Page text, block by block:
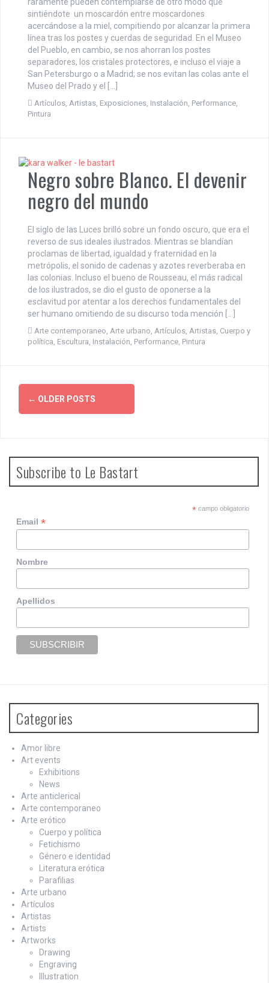
sintiéndote un moscardón entre moscardones
acercándose a la miel, compitiendo por alcanzar la primera
línea tras los postes y cuerdas de seguridad. En el Museo
del Pueblo, en cambio, se nos ahorran los postes
separadores, los cristales protectores, e incluso el viaje a
San Petersburgo o a Madrid; se nos evitan las colas ante el
Museo del Prado y el […]
Artículos Artistas Exposiciones Instalación Performance
Pintura
Negro sobre Blanco. El devenir
negro del mundo
El siglo de las Luces brilló sobre un fondo oscuro, que era el
reverso de sus ideales ilustrados. Mientras se blandían
proclamas de libertad, igualdad y fraternidad en la
metrópolis, el sonido de cadenas y azotes reverberaba en
las colonias. Incluso el bueno de Rousseau, el más radical
de los ilustrados, se dio el gusto de oponerse a la
esclavitud por atentar a los derechos fundamentales del
ser humano omitiendo de su discurso toda mención […]
Arte contemporaneo, Arte urbano, Artículos, Artistas, Cuerpo y
política, Escultura, Instalación, Performance, Pintura
P
t
s
n
a
v
i
g
a
t
i
n
← OLDER POSTS
Subscribe to Le Bastart
*campo obligatorio
Email*
Nombre
Apellidos
Categories
Amor libre
Art events
Exhibitions
News
Arte anticlerical
Arte contemporaneo
Arte erótico
Cuerpo y política
Fetichismo
Género e identidad
Literatura erótica
Parafilias
Arte urbano
Artículos
Artistas
Artists
Artworks
Drawing
Engraving
Illustration